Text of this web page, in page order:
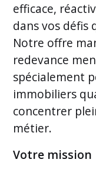
efficace,
dans vos défis
Notre offre
redevance
spécialement
immobiliers
concentrer
métier.
Votre mission